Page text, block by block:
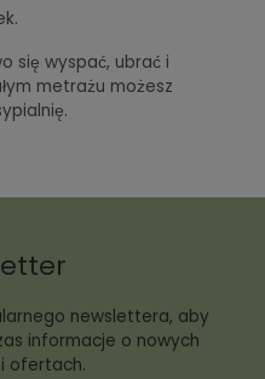
się wyspać, ubrać i
metrażu możesz
newslettera, aby
informacje o nowych
ofertach.